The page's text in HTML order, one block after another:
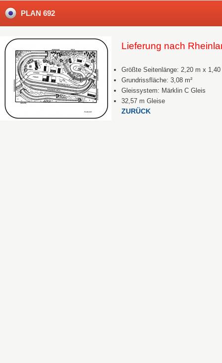
PLAN 692
Lieferung nach
Größte Seitenlänge: 2,20 m x 1,40
Grundrissfläche: 3,08 m²
Gleissystem: Märklin C Gleis
32,57 m Gleise
ZURÜCK